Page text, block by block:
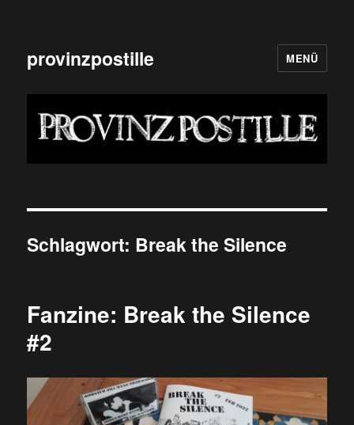
provinzpostille MENÜ
Schlagwort: Break the Silence
Fanzine: Break the Silence
#2